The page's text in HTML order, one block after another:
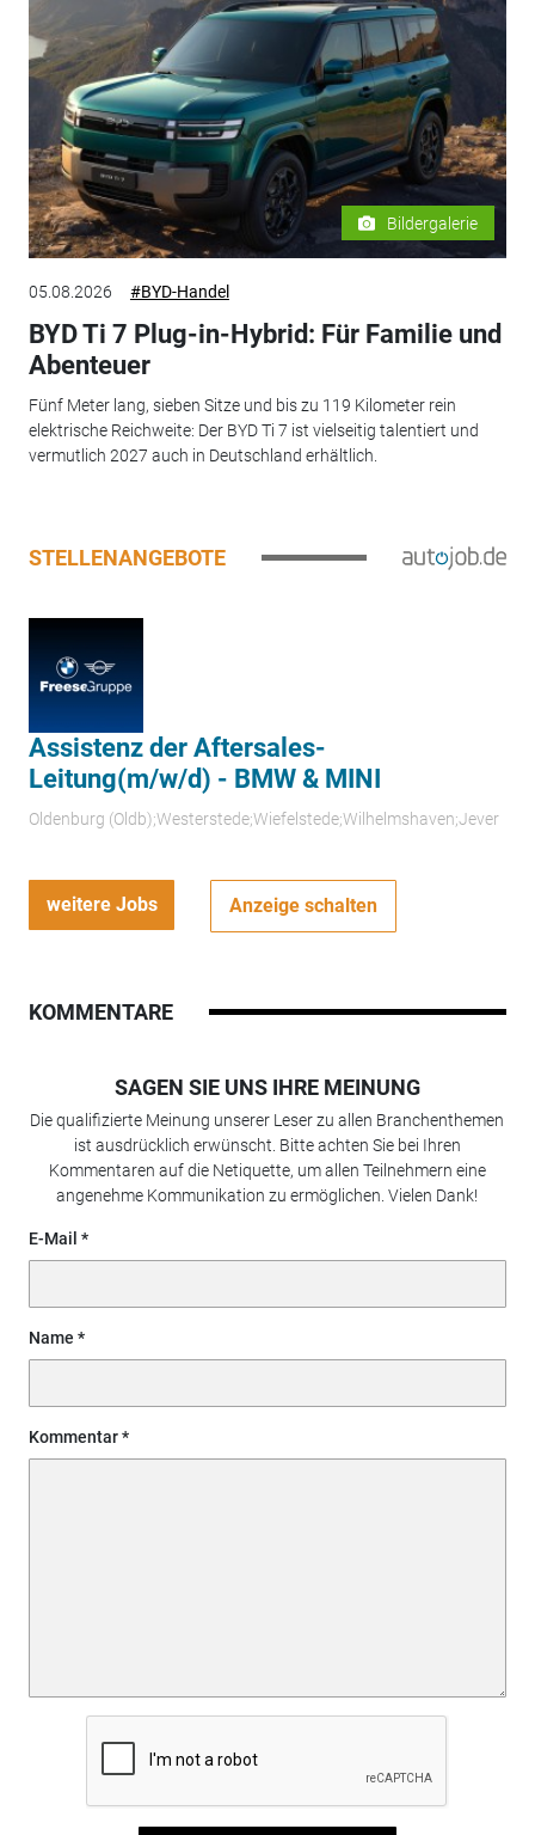
Bildergalerie
05.08.2026 #BYD-Handel
BYD Ti 7 Plug-in-Hybrid: Für Familie und
Abenteuer
Fünf Meter lang, sieben Sitze und bis zu 119 Kilometer rein
elektrische Reichweite: Der BYD Ti 7 ist vielseitig talentiert und
vermutlich 2027 auch in Deutschland erhältlich.
STELLENANGEBOTE
Assistenz der Aftersales-
Leitung(m/w/d) - BMW & MINI
Oldenburg (Oldb);Westerstede;Wiefelstede;Wilhelmshaven;Jever
weitere Jobs Anzeige schalten
KOMMENTARE
SAGEN SIE UNS IHRE MEINUNG
Die qualifizierte Meinung unserer Leser zu allen Branchenthemen
ist ausdrücklich erwünscht. Bitte achten Sie bei Ihren
Kommentaren auf die Netiquette, um allen Teilnehmern eine
angenehme Kommunikation zu ermöglichen. Vielen Dank!
E-Mail
Name
Kommentar